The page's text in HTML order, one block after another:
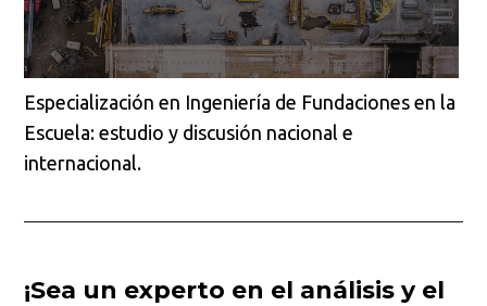
Especialización en Ingeniería de Fundaciones en la
Escuela: estudio y discusión nacional e
internacional.
¡Sea un experto en el análisis y el